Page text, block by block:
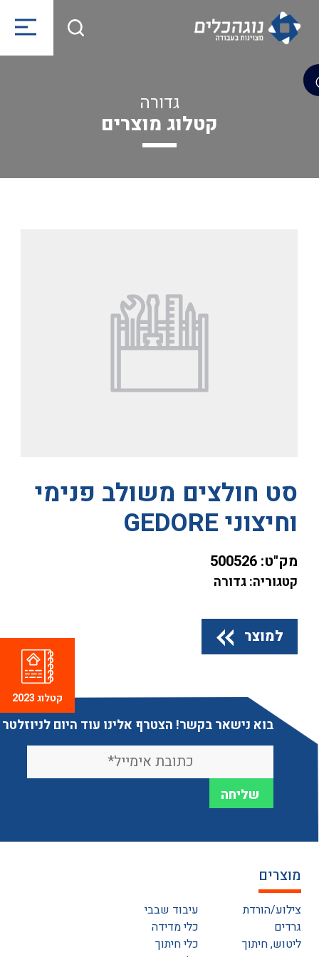
גדורה
קטלוג מוצרים
סט חולצים משולב פנימי
וחיצוני GEDORE
מק"ט: 500526
קטגוריה: גדורה
למוצר
בוא נישאר בקשר! הצטרף אלינו עוד היום לניוזלטר
מוצרים
צילוע/הורדת
גרדים
ליטוש, חיתוך
עיבוד שבבי
כלי מדידה
כלי חיתוך
קטלוג 2023